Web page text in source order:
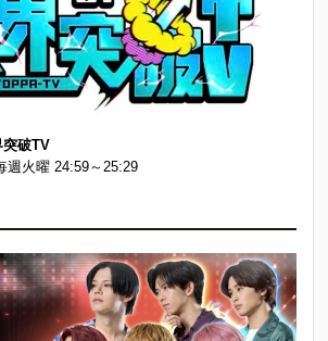
突破TV
週火曜 24:59～25:29